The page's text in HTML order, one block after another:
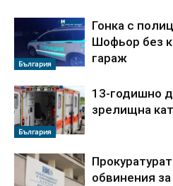
България
Гонка с
Шофьор без
гараж
България
13-годишно
зрелищна
обвинения